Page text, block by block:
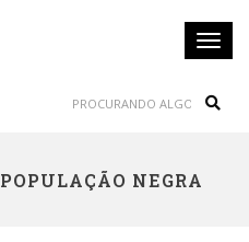
POPULAÇÃO NEGRA